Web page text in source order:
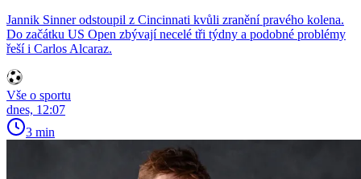
Jannik Sinner odstoupil z Cincinnati kvůli zranění pravého kolena.
Do začátku US Open zbývají necelé tři týdny a podobné problémy
řeší i Carlos Alcaraz.
Vše o sportu
dnes, 12:07
3 min